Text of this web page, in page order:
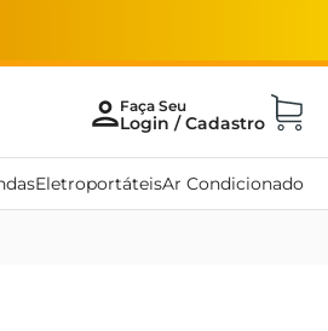
EletroportáteisAr Condicionado